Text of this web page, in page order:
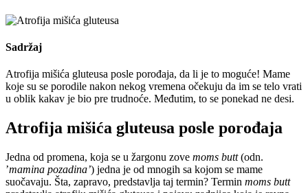
Sadržaj
Atrofija mišića gluteusa posle porođaja, da li je to moguće! Mame
koje su se porodile nakon nekog vremena očekuju da im se telo vrati
u oblik kakav je bio pre trudnoće. Međutim, to se ponekad ne desi.
Atrofija mišića gluteusa posle porođaja
Jedna od promena, koja se u žargonu zove moms butt(odn.
’mamina pozadina’) jedna je od mnogih sa kojom se mame
suočavaju. Šta, zapravo, predstavlja taj termin? Termin moms butt